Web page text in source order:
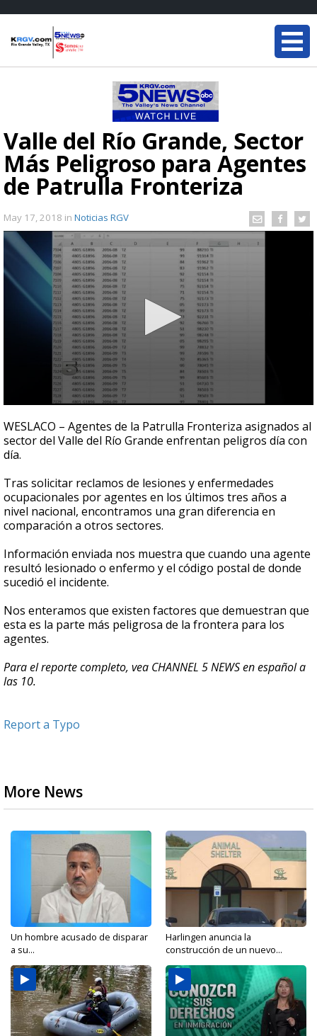
Valle del Río Grande, Sector
Más Peligroso para Agentes
de Patrulla Fronteriza
May 17, 2018 in Noticias RGV
seconds
of
1
minute,
seconds
WESLACO – Agentes de la Patrulla Fronteriza asignados al
sector del Valle del Río Grande enfrentan peligros día con
día.
Tras solicitar reclamos de lesiones y enfermedades
ocupacionales por agentes en los últimos tres años a
nivel nacional, encontramos una gran diferencia en
comparación a otros sectores.
Información enviada nos muestra que cuando una agente
resultó lesionado o enfermo y el código postal de donde
sucedió el incidente.
Nos enteramos que existen factores que demuestran que
esta es la parte más peligrosa de la frontera para los
agentes.
Para el reporte completo, vea CHANNEL 5 NEWS en español a
las 10.
Report a Typo
More News
Un hombre acusado de disparar
a su...
Harlingen anuncia la
construcción de un nuevo...